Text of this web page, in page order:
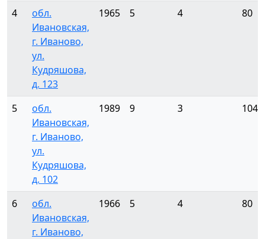
4
обл.
Ивановская,
г. Иваново,
ул.
Кудряшова,
д. 123
1965 5 4 80
5
обл.
Ивановская,
г. Иваново,
ул.
Кудряшова,
д. 102
1989 9 3 104
6
обл.
Ивановская,
г. Иваново,
1966 5 4 80